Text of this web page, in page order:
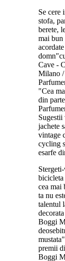
Se cere
stofa,
berete,
mai bun
Cave -
Milano /
"Cea
din
Sugestii
jachete
vintage
cycling
esarfe
bicicleta
cea mai
ta nu
talentul
Boggi
premii
Boggi